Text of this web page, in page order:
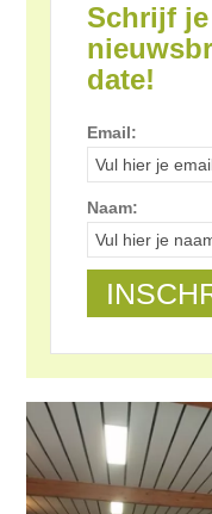
Schrijf
date!
Email:
Naam: